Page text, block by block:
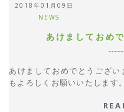
2018年01月09日
NEWS
あけましておめ
あけましておめでとうござ
もよろしくお願いいたします